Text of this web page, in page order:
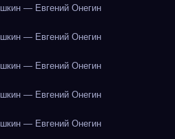
— Евгений Онегин
— Евгений Онегин
— Евгений Онегин
— Евгений Онегин
— Евгений Онегин